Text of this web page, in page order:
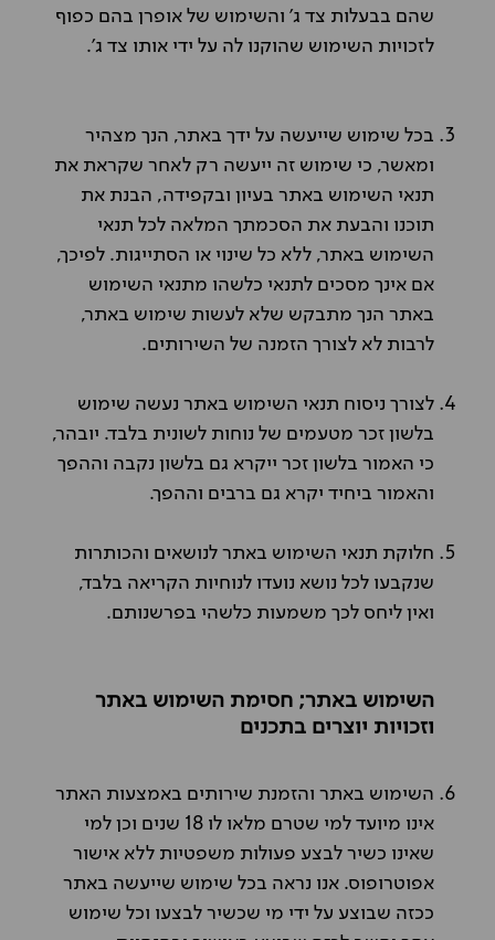
שהם בבעלות צד ג' והשימוש של אופרן בהם כפוף
לזכויות השימוש שהוקנו לה על ידי אותו צד ג'.
בכל שימוש שייעשה על ידך באתר, הנך מצהיר
ומאשר, כי שימוש זה ייעשה רק לאחר שקראת את
תנאי השימוש באתר בעיון ובקפידה, הבנת את
תוכנו והבעת את הסכמתך המלאה לכל תנאי
השימוש באתר, ללא כל שינוי או הסתייגות. לפיכך,
אם אינך מסכים לתנאי כלשהו מתנאי השימוש
באתר הנך מתבקש שלא לעשות שימוש באתר,
לרבות לא לצורך הזמנה של השירותים.
לצורך ניסוח תנאי השימוש באתר נעשה שימוש
בלשון זכר מטעמים של נוחות לשונית בלבד. יובהר,
כי האמור בלשון זכר ייקרא גם בלשון נקבה וההפך
והאמור ביחיד יקרא גם ברבים וההפך.
חלוקת תנאי השימוש באתר לנושאים והכותרות
שנקבעו לכל נושא נועדו לנוחיות הקריאה בלבד,
ואין ליחס לכך משמעות כלשהי בפרשנותם.
השימוש באתר; חסימת השימוש באתר
וזכויות יוצרים בתכנים
השימוש באתר והזמנת שירותים באמצעות האתר
אינו מיועד למי שטרם מלאו לו 18 שנים וכן למי
שאינו כשיר לבצע פעולות משפטיות ללא אישור
אפוטרופוס. אנו נראה בכל שימוש שייעשה באתר
ככזה שבוצע על ידי מי שכשיר לבצעו וכל שימוש